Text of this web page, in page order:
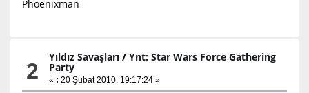
Phoenixman
2 Yıldız Savaşları /Ynt: Star Wars Force Gathering
Party
« : 20 Şubat 2010, 19:17:24 »